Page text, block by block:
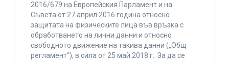
2016/679 на Европейския Парламент и на
Съвета от 27 април 2016 година относно
защитата на физическите лица във връзка с
обработването на лични данни и относно
свободното движение на такива данни („Общ
регламент“), в сила от 25 май 2018 г.. За да се